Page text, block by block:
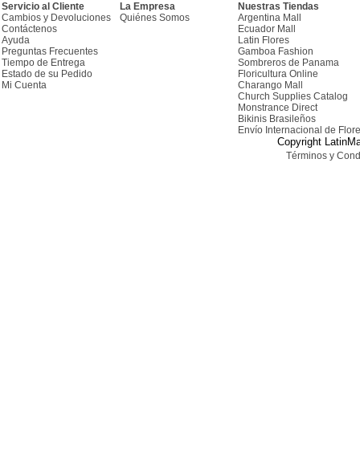
Servicio al Cliente
Cambios y Devoluciones
Contáctenos
Ayuda
Preguntas Frecuentes
Tiempo de Entrega
Estado de su Pedido
Mi Cuenta
La Empresa
Quiénes Somos
Nuestras Tiendas
Argentina Mall
Ecuador Mall
Latin Flores
Gamboa Fashion
Sombreros de Panama
Floricultura Online
Charango Mall
Church Supplies Catalog
Monstrance Direct
Bikinis Brasileños
Envío Internacional de
Copyright
Términos y